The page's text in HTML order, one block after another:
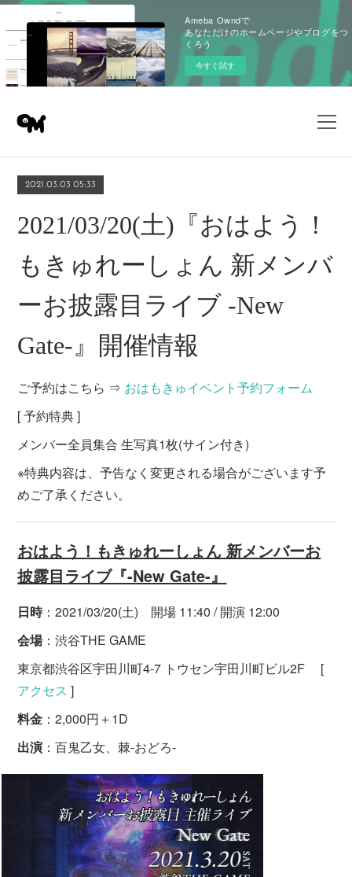
Ameba Owndで
あなただけのホームページやブログをつ
くろう
今すぐ試す
2021.03.03 05:33
2021/03/20(土)『おはよう！
もきゅれーしょん 新メンバ
ーお披露目ライブ -New
Gate-』開催情報
ご予約はこちら ⇒ おはもきゅイベント予約フォーム
[ 予約特典 ]
メンバー全員集合 生写真1枚(サイン付き)
※特典内容は、予告なく変更される場合がございます予
めご了承ください。
おはよう！もきゅれーしょん 新メンバーお
披露目ライブ『-New Gate-』
日時：2021/03/20(土) 開場 11:40 / 開演 12:00
会場：渋谷THE GAME
東京都渋谷区宇田川町4-7 トウセン宇田川町ビル2F [
アクセス ]
料金 ：2,000円＋1D
出演 ：百鬼乙女、棘-おどろ-